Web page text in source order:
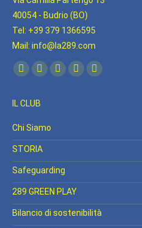
40054 - Budrio (BO)
Tel: +39 379 1366595
Mail: info@la289.com
Find us on:
Facebook
opens
in
new
window
YouTube
opens
new
window
Linkedin
new
Instagram
new
Whatsapp
new
IL CLUB
Chi Siamo
STORIA
Safeguarding
289 GREEN PLAY
Bilancio di sostenibilità